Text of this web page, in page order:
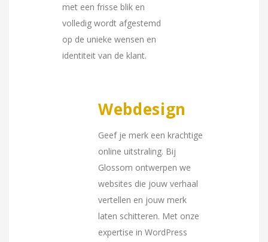
met een frisse blik en
volledig wordt afgestemd
op de unieke wensen en
identiteit van de klant.
Webdesign
Geef je merk een krachtige
online uitstraling. Bij
Glossom ontwerpen we
websites die jouw verhaal
vertellen en jouw merk
laten schitteren. Met onze
expertise in WordPress